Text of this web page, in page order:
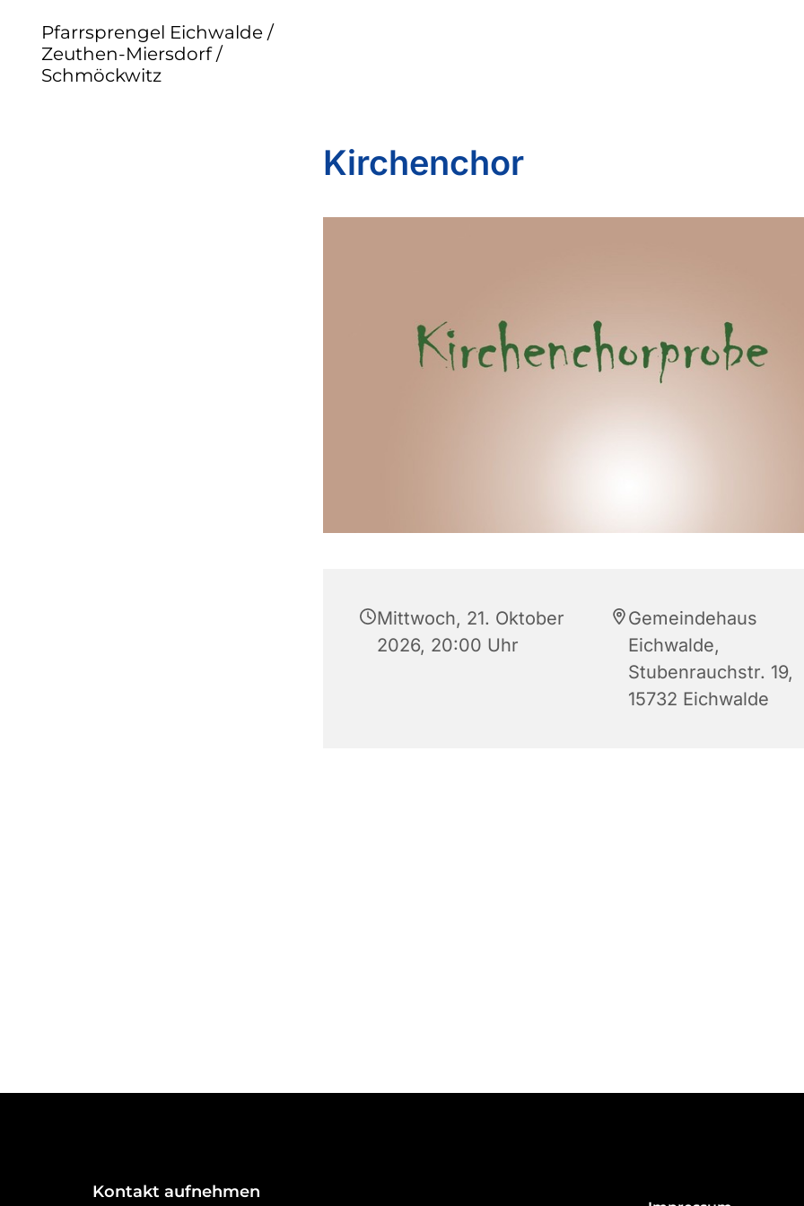
Pfarrsprengel Eichwalde /
Zeuthen-Miersdorf /
Schmöckwitz
Kirchenchor
Mittwoch, 21. Oktober
2026, 20:00 Uhr
Gemeindehaus
Eichwalde,
Stubenrauchstr. 19,
15732 Eichwalde
Kontakt aufnehmen